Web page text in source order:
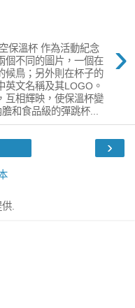
›
保溫杯 作為活動紀念
個不同的圖片，一個在
候鳥；另外則在杯子的
英文名稱及其LOGO。
互相輝映，使保溫杯變
和食品級的彈跳杯...
›
.